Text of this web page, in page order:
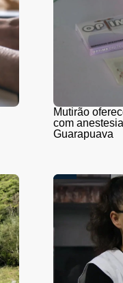
Mutirão
com
Guarapuava